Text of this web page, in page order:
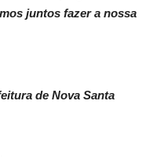
juntos fazer a nossa
de Nova Santa